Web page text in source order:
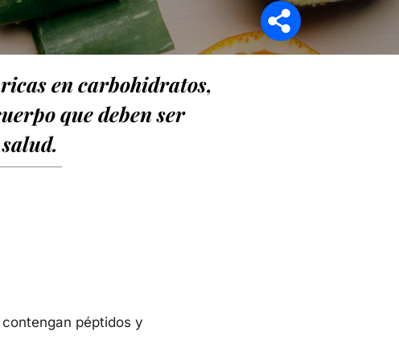
en carbohidratos,
que deben ser
péptidos y